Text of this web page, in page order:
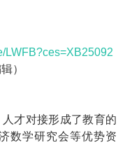
LWFB?ces=XB25092
）
才对接形成了教育的
数学研究会等优势资